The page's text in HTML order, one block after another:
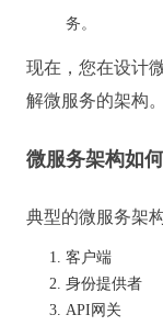
务。
现在，您在设计
解微服务的架构。
微服务架构如
典型的微服务架
客户端
身份提供者
API网关